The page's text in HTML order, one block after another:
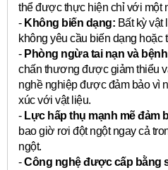
thể được thực hiện chỉ với một
- Không biến dạng: Bất kỳ
không yêu cầu biến dạng hoặc
- Phòng ngừa tai nạn và
chấn thương được giảm thiểu
nghề nghiệp được đảm bảo vì
xúc với vật liệu.
- Lực hấp thụ mạnh mẽ đảm
bao giờ rơi đột ngột ngay cả
ngột.
-Công nghệ được cấp bằng